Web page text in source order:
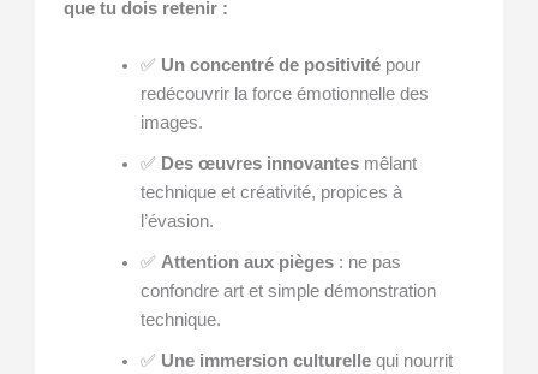
que tu dois retenir :
✅ Un concentré de positivitépour
redécouvrir la force émotionnelle des
images.
✅ Des œuvres innovantesmêlant
technique et créativité, propices à
l’évasion.
✅ Attention aux pièges: ne pas
confondre art et simple démonstration
technique.
✅ Une immersion culturellequi nourrit